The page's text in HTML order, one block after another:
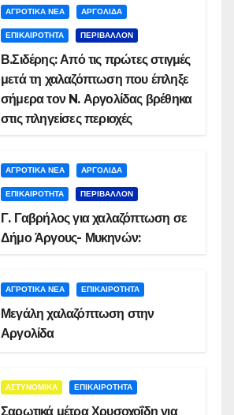
ΑΓΡΟΤΙΚΑ ΝΕΑ ΑΡΓΟΛΙΔΑ
ΕΠΙΚΑΙΡΟΤΗΤΑ ΠΕΡΙΒΑΛΛΟΝ
Β.Σιδέρης: Από τις πρώτες στιγμές
μετά τη χαλαζόπτωση που έπληξε
σήμερα τον N. Αργολίδας βρέθηκα
στις πληγείσες περιοχές
ΑΓΡΟΤΙΚΑ ΝΕΑ ΑΡΓΟΛΙΔΑ
ΕΠΙΚΑΙΡΟΤΗΤΑ ΠΕΡΙΒΑΛΛΟΝ
Γ. Γαβρήλος για χαλαζόπτωση σε
Δήμο Άργους- Μυκηνών:
ΑΓΡΟΤΙΚΑ ΝΕΑ ΕΠΙΚΑΙΡΟΤΗΤΑ
Μεγάλη χαλαζόπτωση στην
Αργολίδα
ΑΣΤΥΝΟΜΙΚΑ ΕΠΙΚΑΙΡΟΤΗΤΑ
Σαρωτικά μέτρα Χρυσοχοΐδη για